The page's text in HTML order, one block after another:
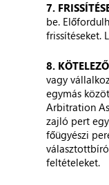
7.
be.
frissítéseket.
8.
vagy
egymás
Arbitration
zajló pert
főügyészi
feltételeket.